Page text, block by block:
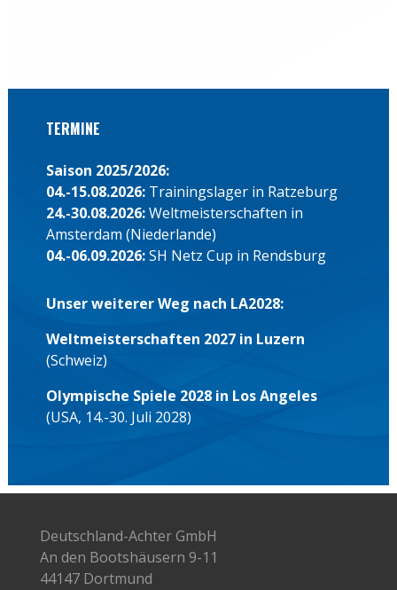
TERMINE
Saison 2025/2026:
04.-15.08.2026: Trainingslager in Ratzeburg
24.-30.08.2026:Weltmeisterschaften in
Amsterdam (Niederlande)
04.-06.09.2026:SH Netz Cup in Rendsburg
Unser weiterer Weg nach LA2028:
Weltmeisterschaften 2027 in Luzern
(Schweiz)
Olympische Spiele 2028 in Los Angeles
(USA, 14.-30. Juli 2028)
Deutschland-Achter GmbH
An den Bootshäusern 9-11
44147 Dortmund